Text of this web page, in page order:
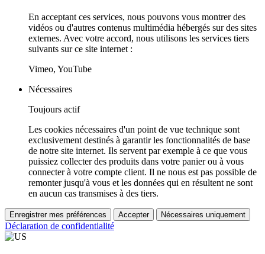
En acceptant ces services, nous pouvons vous montrer des
vidéos ou d'autres contenus multimédia hébergés sur des sites
externes. Avec votre accord, nous utilisons les services tiers
suivants sur ce site internet :
Vimeo, YouTube
Nécessaires
Toujours actif
Les cookies nécessaires d'un point de vue technique sont
exclusivement destinés à garantir les fonctionnalités de base
de notre site internet. Ils servent par exemple à ce que vous
puissiez collecter des produits dans votre panier ou à vous
connecter à votre compte client. Il ne nous est pas possible de
remonter jusqu'à vous et les données qui en résultent ne sont
en aucun cas transmises à des tiers.
Enregistrer mes préférences Accepter Nécessaires uniquement
Déclaration de confidentialité